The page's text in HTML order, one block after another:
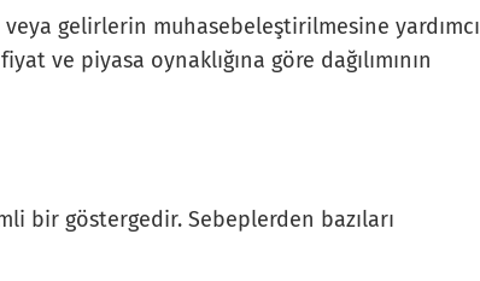
gelirlerin muhasebeleştirilmesine yardımcı
ve piyasa oynaklığına göre dağılımının
bir göstergedir. Sebeplerden bazıları